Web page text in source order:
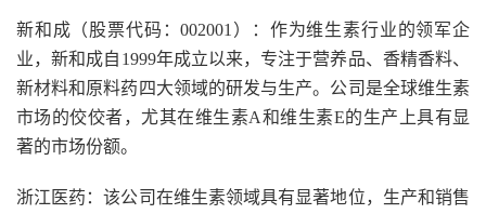
新和成（股票代码：002001）：作为维生素行业的领军企
业，新和成自1999年成立以来，专注于营养品、香精香料、
新材料和原料药四大领域的研发与生产。公司是全球维生素
市场的佼佼者，尤其在维生素A和维生素E的生产上具有显
著的市场份额。
浙江医药：该公司在维生素领域具有显著地位，生产和销售